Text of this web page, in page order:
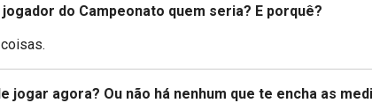
do Campeonato quem seria? E porquê?
jogar agora? Ou não há nenhum que te encha as